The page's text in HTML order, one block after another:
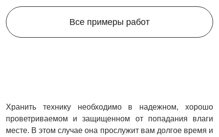
Все примеры работ
Хранить технику необходимо в надежном, хорошо
проветриваемом и защищенном от попадания влаги
месте. В этом случае она прослужит вам долгое время и